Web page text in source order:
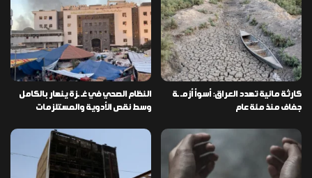
كارثة مائية تهدد العراق: أسوأ أزمـ ـة
جفاف منذ مئة عام
النظام الصحي في غـ ـزة ينهار بالكامل
وسط نقص الأدوية والمستلزمات